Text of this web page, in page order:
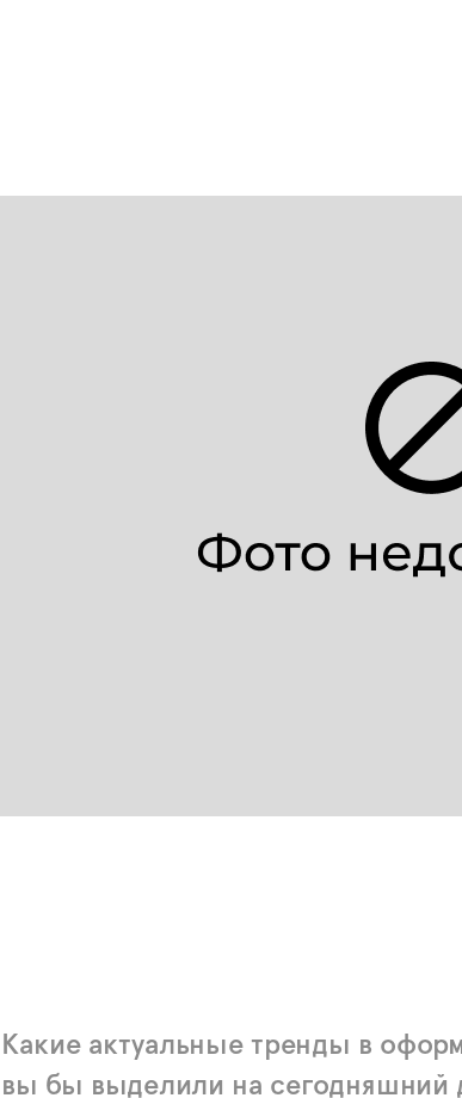
Какие актуальные тренды в
вы бы выделили на сегодняшний